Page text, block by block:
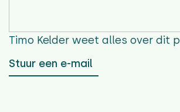
Timo Kelder weet alles over dit
Stuur een e-mail